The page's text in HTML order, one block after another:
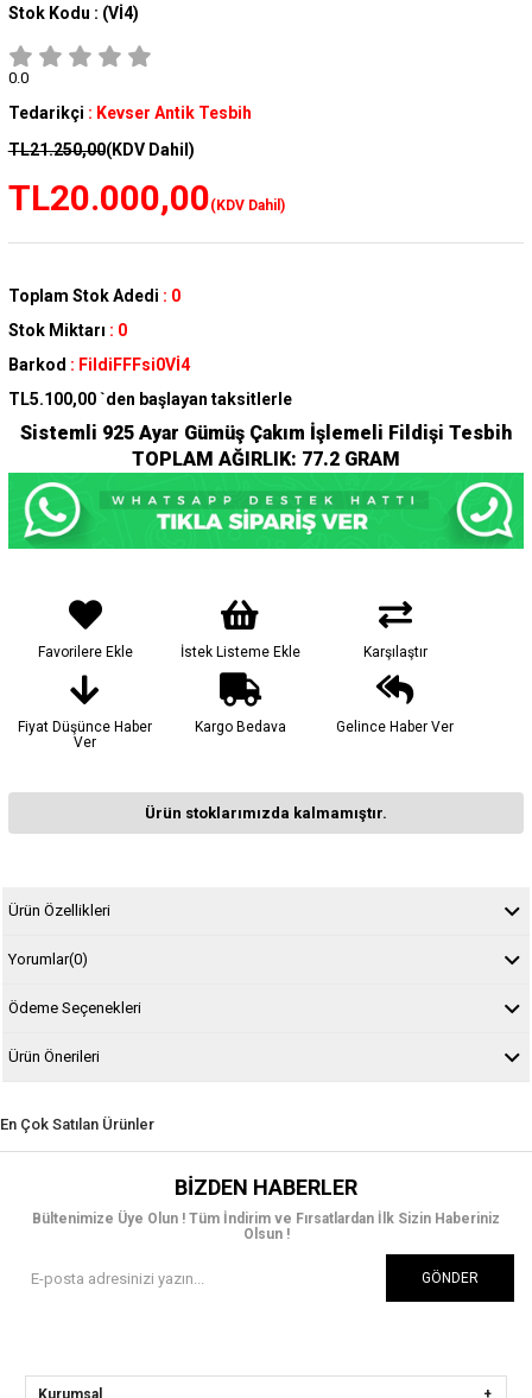
Stok Kodu : (Vİ4)
0.0
Tedarikçi : Kevser Antik Tesbih
TL21.250,00(KDV Dahil)
TL20.000,00(KDV Dahil)
Toplam Stok Adedi : 0
Stok Miktarı : 0
Barkod : FildiFFFsi0Vİ4
TL5.100,00 `den başlayan taksitlerle
Sistemli 925 Ayar Gümüş Çakım İşlemeli Fildişi Tesbih
TOPLAM AĞIRLIK: 77.2 GRAM
Favorilere Ekle İstek Listeme Ekle Karşılaştır
Fiyat Düşünce Haber
Ver
Kargo Bedava Gelince Haber Ver
Ürün stoklarımızda kalmamıştır.
Ürün Özellikleri
Yorumlar(0)
Ödeme Seçenekleri
Ürün Önerileri
En Çok Satılan Ürünler
BIZDEN HABERLER
Bültenimize Üye Olun ! Tüm İndirim ve Fırsatlardan İlk Sizin Haberiniz
Olsun !
GÖNDER
Kurumsal